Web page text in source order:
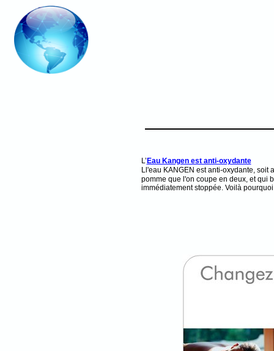
L’Eau Kangen est anti-oxydante
Ll'eau KANGEN est anti-oxydante, soit
pomme que l'on coupe en deux, et qui
immédiatement stoppée. Voilà